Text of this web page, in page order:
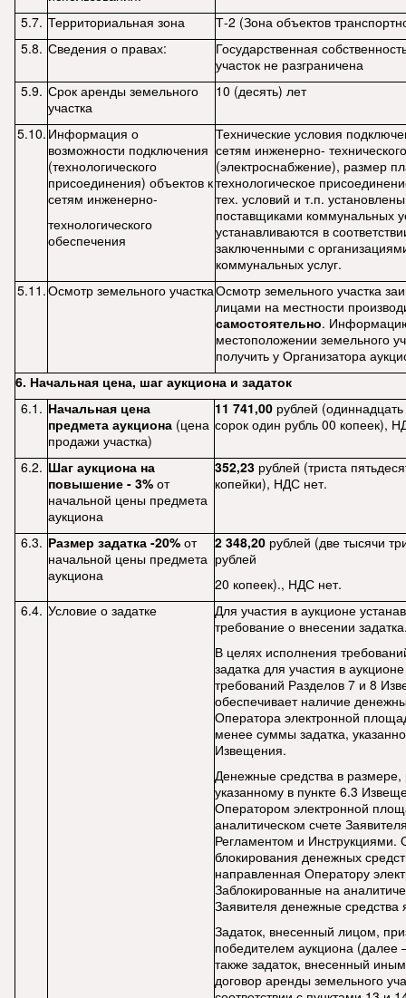
5.7. Территориальная зона
Т-2 (Зона объектов
5.8. Сведения о правах:
Государственная
участок не разграничена
5.9. Срок аренды земельного
участка
10 (десять) лет
5.10. Информация о
возможности подключения
(технологического
присоединения) объектов к
сетям инженерно-
технологического
обеспечения
Технические условия
сетям инженерно-
(электроснабжение), размер
технологическое
тех. условий и т.п.
поставщиками коммунальных
устанавливаются в
заключенными с
коммунальных услуг.
5.11.Осмотр земельного участкаОсмотр земельного участка
лицами на местности
самостоятельно.
местоположении земельного
получить у Организатора
6. Начальная цена, шаг аукциона и задаток
6.1. Начальная цена
предмета аукциона (цена
продажи участка)
11 741,00 рублей
сорок один рубль 00 копеек),
6.2. Шаг аукциона на
повышение - 3% от
начальной цены предмета
аукциона
352,23 рублей (триста
копейки), НДС нет.
6.3. Размер задатка -20% от
начальной цены предмета
аукциона
2 348,20 рублей (две тысячи
рублей
20 копеек)., НДС нет.
6.4. Условие о задатке
Для участия в аукционе
требование о внесении
В целях исполнения
задатка для участия в
требований Разделов 7 и 8
обеспечивает наличие
Оператора электронной
менее суммы задатка,
Извещения.
Денежные средства в размере,
указанному в пункте 6.3
Оператором электронной
аналитическом счете
Регламентом и Инструкциями.
блокирования денежных
направленная Оператору
Заблокированные на
Заявителя денежные средства
Задаток, внесенный лицом,
победителем аукциона (далее
также задаток, внесенный
договор аренды земельного